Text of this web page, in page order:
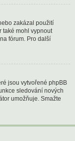
zakázal použití
také mohl vypnout
fórum. Pro další
jsou vytvořené phpBB
sledování nových
umožňuje. Smažte